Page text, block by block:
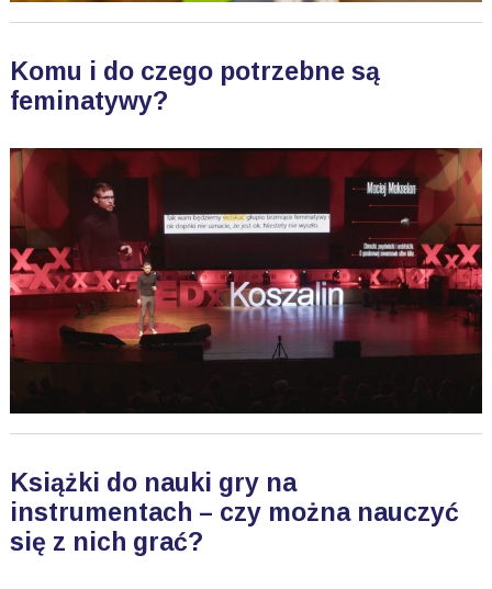
Komu i do czego potrzebne są
feminatywy?
Książki do nauki gry na
instrumentach – czy można nauczyć
się z nich grać?